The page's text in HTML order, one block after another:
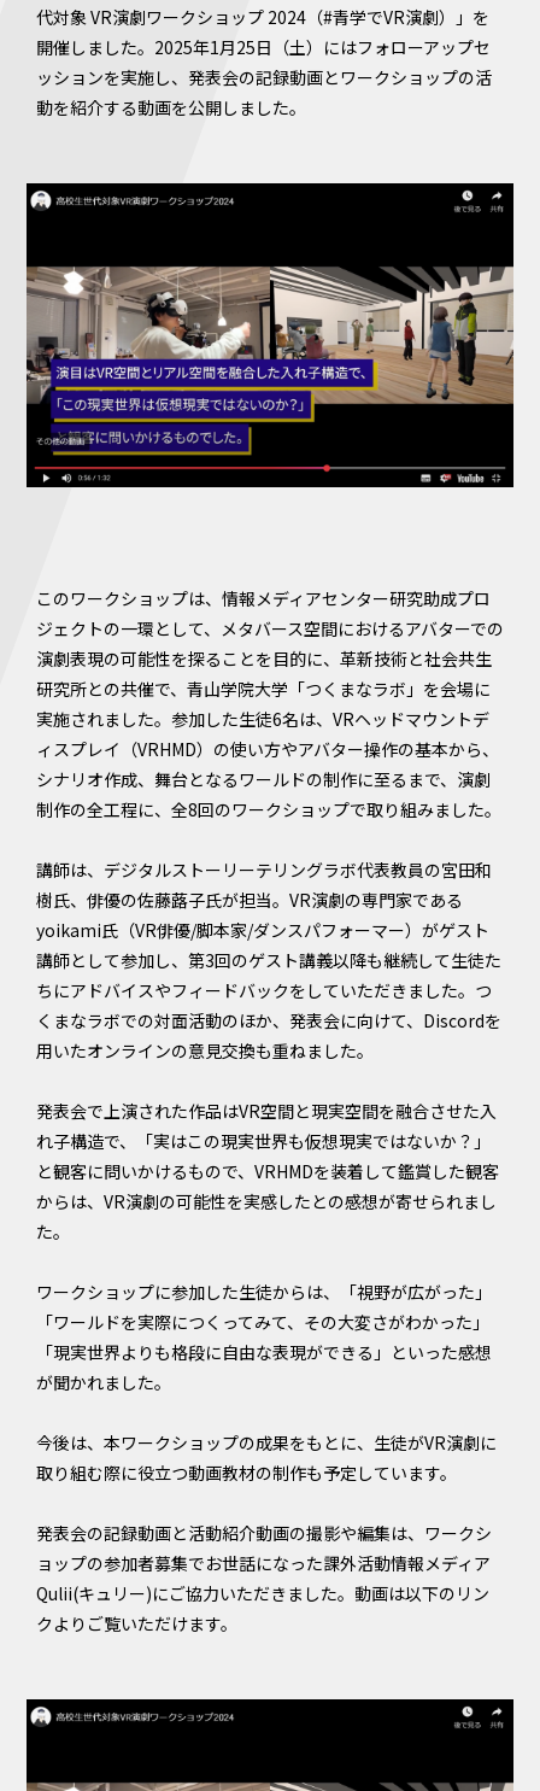
代対象 VR演劇ワークショップ 2024（#青学でVR演劇）」を
開催しました。2025年1月25日（土）にはフォローアップセ
ッションを実施し、発表会の記録動画とワークショップの活
動を紹介する動画を公開しました。
このワークショップは、情報メディアセンター研究助成プロ
ジェクトの一環として、メタバース空間におけるアバターでの
演劇表現の可能性を探ることを目的に、革新技術と社会共生
研究所との共催で、青山学院大学「つくまなラボ」を会場に
実施されました。参加した生徒6名は、VRヘッドマウントデ
ィスプレイ（VRHMD）の使い方やアバター操作の基本から、
シナリオ作成、舞台となるワールドの制作に至るまで、演劇
制作の全工程に、全8回のワークショップで取り組みました。
講師は、デジタルストーリーテリングラボ代表教員の宮田和
樹氏、俳優の佐藤蕗子氏が担当。VR演劇の専門家である
yoikami氏（VR俳優/脚本家/ダンスパフォーマー）がゲスト
講師として参加し、第3回のゲスト講義以降も継続して生徒た
ちにアドバイスやフィードバックをしていただきました。つ
くまなラボでの対面活動のほか、発表会に向けて、Discordを
用いたオンラインの意見交換も重ねました。
発表会で上演された作品はVR空間と現実空間を融合させた入
れ子構造で、「実はこの現実世界も仮想現実ではないか？」
と観客に問いかけるもので、VRHMDを装着して鑑賞した観客
からは、VR演劇の可能性を実感したとの感想が寄せられまし
た。
ワークショップに参加した生徒からは、「視野が広がった」
「ワールドを実際につくってみて、その大変さがわかった」
「現実世界よりも格段に自由な表現ができる」といった感想
が聞かれました。
今後は、本ワークショップの成果をもとに、生徒がVR演劇に
取り組む際に役立つ動画教材の制作も予定しています。
発表会の記録動画と活動紹介動画の撮影や編集は、ワークシ
ョップの参加者募集でお世話になった課外活動情報メディア
Qulii(キュリー)にご協力いただきました。動画は以下のリン
クよりご覧いただけます。